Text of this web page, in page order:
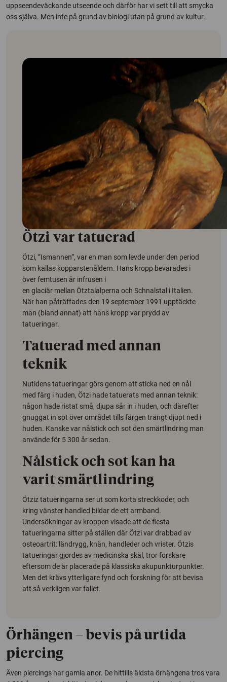
uppseendeväckande utseende och därför har vi sett till att smycka
oss själva. Men inte på grund av biologi utan på grund av kultur.
Ötzi var tatuerad
Ötzi, ”Ismannen”, var en man som levde under den period
som kallas kopparstenåldern. Hans kropp bevarades i
över femtusen år infrusen i
en glaciär mellan Ötztalalperna och Schnalstal i Italien.
När han påträffades den 19 september 1991 upptäckte
man (bland annat) att hans kropp var prydd av
tatueringar.
Tatuerad med annan
teknik
Nutidens tatueringar görs genom att sticka ned en nål
med färg i huden, Ötzi hade tatuerats med annan teknik:
någon hade ristat små, djupa sår in i huden, och därefter
gnuggat in sot över området tills färgen trängt djupt ned i
huden. Kanske var nålstick och sot den smärtlindring man
använde för 5 300 år sedan.
Nålstick och sot kan ha
varit smärtlindring
Ötziz tatueringarna ser ut som korta streckkoder, och
kring vänster handled bildar de ett armband.
Undersökningar av kroppen visade att de flesta
tatueringarna sitter på ställen där Ötzi var drabbad av
osteoartrit: ländrygg, knän, handleder och vrister. Ötzis
tatueringar gjordes av medicinska skäl, tror forskare
eftersom de är placerade på klassiska akupunkturpunkter.
Men det krävs ytterligare fynd och forskning för att bevisa
att så verkligen var fallet.
Örhängen – bevis på urtida
piercing
Även piercings har gamla anor. De hittills äldsta örhängena tros vara